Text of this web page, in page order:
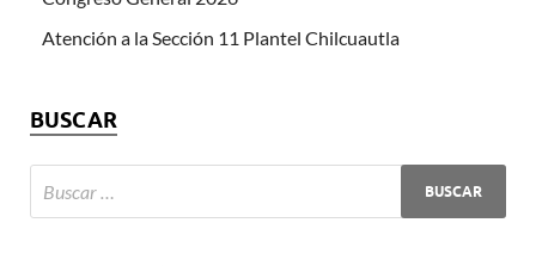
Atención a la Sección 11 Plantel Chilcuautla
BUSCAR